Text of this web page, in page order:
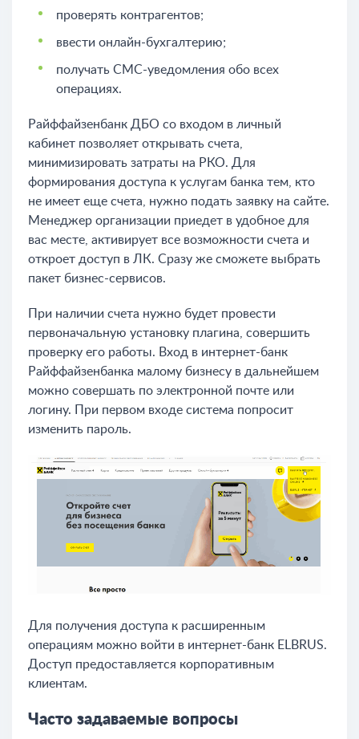
проверять контрагентов;
ввести онлайн-бухгалтерию;
получать СМС-уведомления обо всех
операциях.
Райффайзенбанк ДБО со входом в личный
кабинет позволяет открывать счета,
минимизировать затраты на РКО. Для
формирования доступа к услугам банка тем, кто
не имеет еще счета, нужно подать заявку на сайте.
Менеджер организации приедет в удобное для
вас месте, активирует все возможности счета и
откроет доступ в ЛК. Сразу же сможете выбрать
пакет бизнес-сервисов.
При наличии счета нужно будет провести
первоначальную установку плагина, совершить
проверку его работы. Вход в интернет-банк
Райффайзенбанка малому бизнесу в дальнейшем
можно совершать по электронной почте или
логину. При первом входе система попросит
изменить пароль.
Для получения доступа к расширенным
операциям можно войти в интернет-банк ELBRUS.
Доступ предоставляется корпоративным
клиентам.
Часто задаваемые вопросы